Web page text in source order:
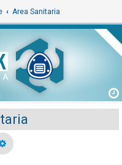
Area Sanitaria